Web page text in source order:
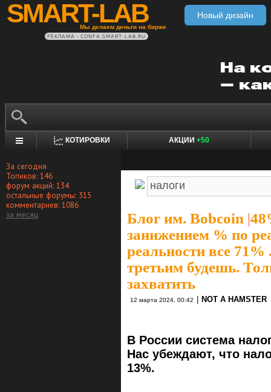
SMART-LAB
Мы делаем деньги на бирже
Новый дизайн
РЕКЛАМА • CONFA.SMART-LAB.RU
КОТИРОВКИ АКЦИИ +50
За сегодня
Топиков: 146
форум акций: 134
остальные форумы: 315
комментариев: 1086
за месяц
Блог им. Bobcoin |
занижением % по
реальности все
третьим будешь.
захватить
12 марта 2024, 00:42 NOT A HAMSTER
В России система
Нас убеждают, что
13%.